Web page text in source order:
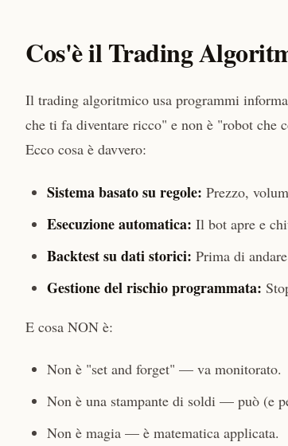
Cos'è il Trading
Il trading algoritmico usa programmi
che ti fa diventare ricco" e non è "robot che
Ecco cosa è davvero:
Sistema basato su regole: Prezzo,
Esecuzione automatica: Il bot apre e
Backtest su dati storici: Prima di
Gestione del rischio programmata:
E cosa NON è:
Non è "set and forget" — va monitorato.
Non è una stampante di soldi — può (e
Non è magia — è matematica applicata.